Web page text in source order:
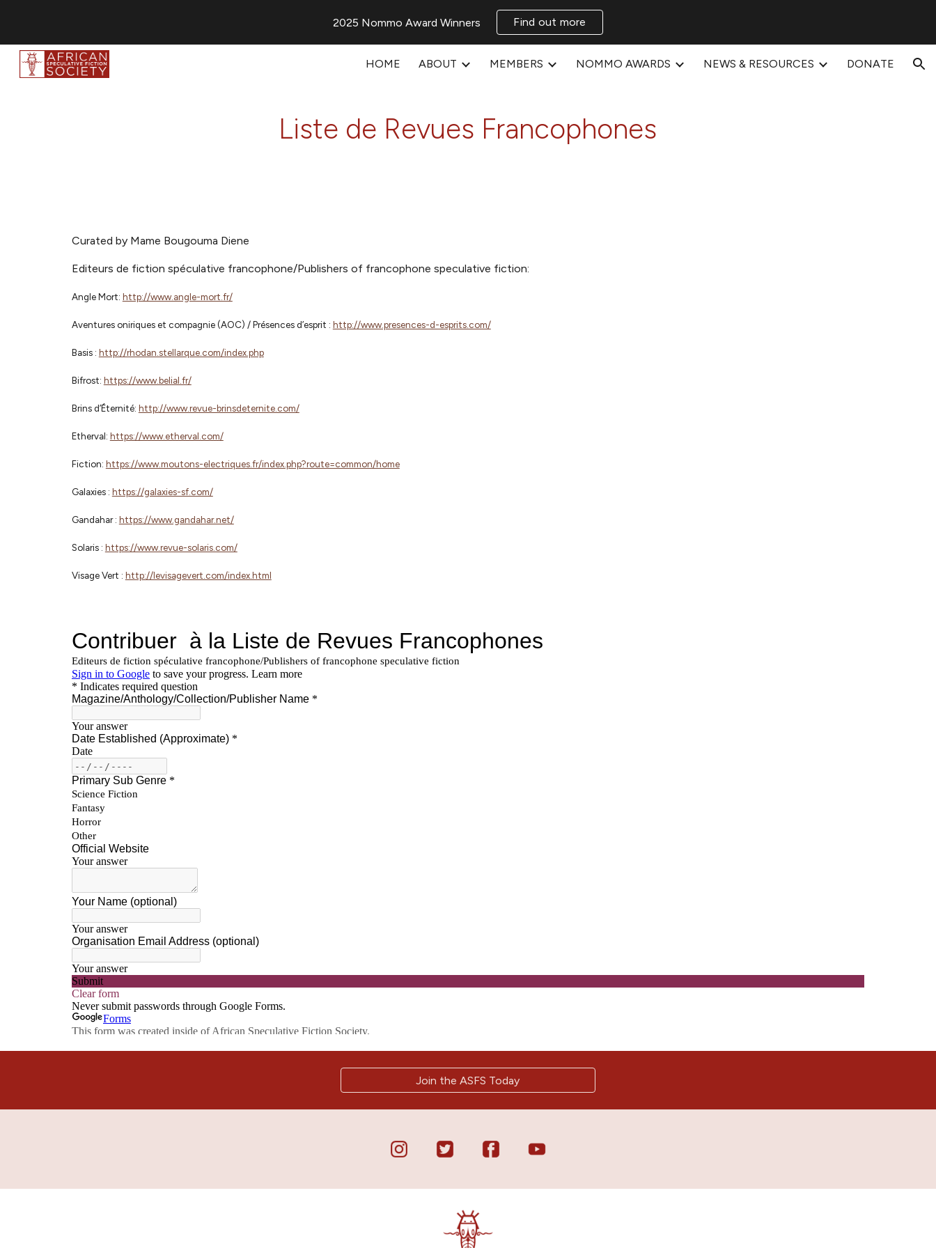
Skip to main content Skip to navigation
2025 Nommo Award Winners Find out more
HOME ABOUT MEMBERS NOMMO AWARDS NEWS & RESOURCES DONATE
Liste de Revues Francophones
Curated by Mame Bougouma Diene
Editeurs de fiction spéculative francophone/Publishers of francophone speculative fiction:
Angle Mort: http://www.angle-mort.fr/
Aventures oniriques et compagnie (AOC) / Présences d’esprit : http://www.presences-d-esprits.com/
Basis : http://rhodan.stellarque.com/index.php
Bifrost: https://www.belial.fr/
Brins d’Éternité: http://www.revue-brinsdeternite.com/
Etherval: https://www.etherval.com/
Fiction: https://www.moutons-electriques.fr/index.php?route=common/home
Galaxies : https://galaxies-sf.com/
Gandahar : https://www.gandahar.net/
Solaris : https://www.revue-solaris.com/
Visage Vert : http://levisagevert.com/index.html
Join the ASFS Today